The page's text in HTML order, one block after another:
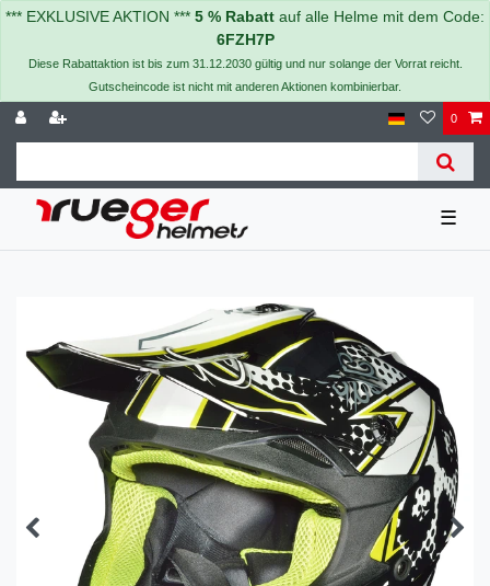
*** EXKLUSIVE AKTION *** 5 % Rabatt auf alle Helme mit dem Code:
6FZH7P
Diese Rabattaktion ist bis zum 31.12.2030 gültig und nur solange der Vorrat reicht.
Gutscheincode ist nicht mit anderen Aktionen kombinierbar.
0
☰